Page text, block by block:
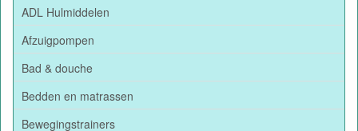
ADL Hulmiddelen
Afzuigpompen
Bad & douche
Bedden en matrassen
Bewegingstrainers